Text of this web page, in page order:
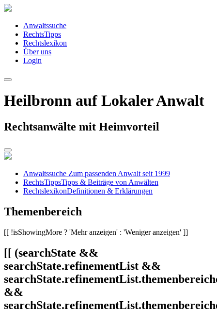
Anwaltssuche
RechtsTipps
Rechtslexikon
Über uns
Login
Heilbronn auf Lokaler Anwalt
Rechtsanwälte mit Heimvorteil
Anwaltssuche Zum passenden Anwalt seit 1999
RechtsTippsTipps & Beiträge von Anwälten
RechtslexikonDefinitionen & Erklärungen
Themenbereich
[[ !isShowingMore ? 'Mehr anzeigen' : 'Weniger anzeigen' ]]
[[ (searchState &&
searchState.refinementList &&
&&